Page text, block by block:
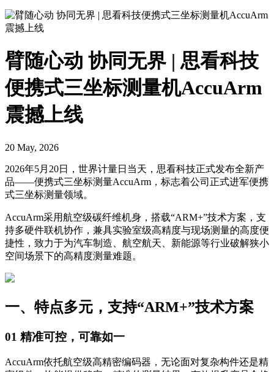
臂随心动 协同无界 | 思看科技
便携式三坐标测量机AccuArm
震撼上线
20 May, 2026
2026年5月20日，世界计量日当天，思看科技正式发布全新产
品——便携式三坐标测量AccuArm，标志着公司正式进军便携
式三坐标测量领域。
AccuArm采用航空级碳纤维机身，搭载“ARM+”技术方案，支
持多硬件联机协作，兼具实验室级高精度与现场测量的高度便
捷性，致力于为汽车制造、航空航天、新能源等行业破解狭小
空间场景下的高精度测量难题。
一、特点多元，支持“ARM+”技术方案
01 精准可控，可靠如一
AccuArm依托航空级高精密编码器，无论面对复杂构件还是精